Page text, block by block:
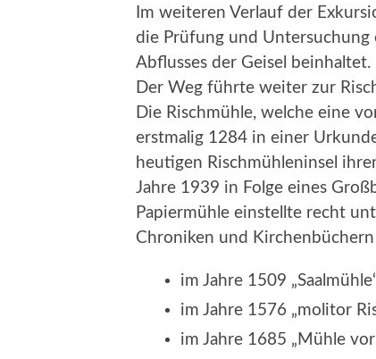
Im weiteren Verlauf der
die Prüfung und
Abflusses der Geisel beinhaltet.
Der Weg führte weiter zur
Die Rischmühle, welche eine
erstmalig 1284 in einer
heutigen Rischmühleninsel
Jahre 1939 in Folge eines
Papiermühle einstellte recht
Chroniken und
im Jahre 1509
im Jahre 1576 „molitor
im Jahre 1685 „Mühle